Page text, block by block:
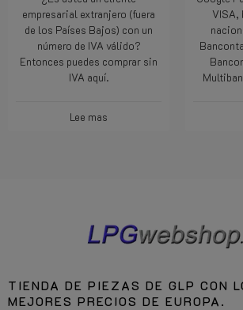
empresarial extranjero (fuera
de los Países Bajos) con un
número de IVA válido?
Entonces puedes comprar sin
IVA aquí.
Lee mas
VISA,
TIENDA DE PIEZAS DE GLP CON
MEJORES PRECIOS DE EUROPA.